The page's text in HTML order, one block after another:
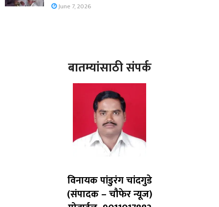
June 7, 2026
बातम्यांसाठी संपर्क
विनायक पांडुरंग चांदगुडे
(संपादक – चौफेर न्यूज)